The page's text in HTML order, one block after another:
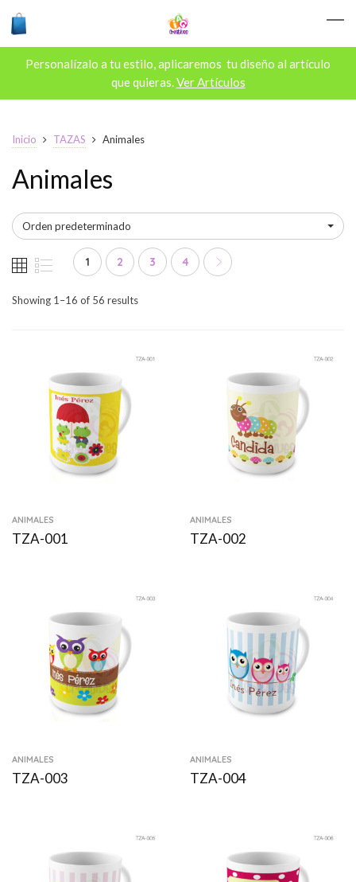
Personalízalo a tu estilo, aplicaremos tu diseño al artículo
que quieras.Ver Artículos
Inicio TAZAS Animales
Animales
Orden predeterminado
1 2 3 4
Showing 1–16 of 56 results
ANIMALES
TZA-001
ANIMALES
TZA-002
ANIMALES
TZA-003
ANIMALES
TZA-004